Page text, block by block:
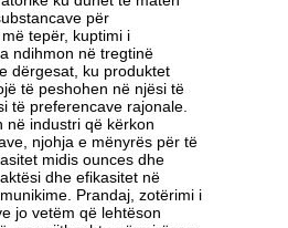
për
tepër, kuptimi i
ndihmon në tregtinë
dërgesat, ku produktet
të peshohen në njësi të
të preferencave rajonale.
në industri që kërkon
njohja e mënyrës për të
midis ounces dhe
dhe efikasitet në
Prandaj, zotërimi i
jo vetëm që lehtëson